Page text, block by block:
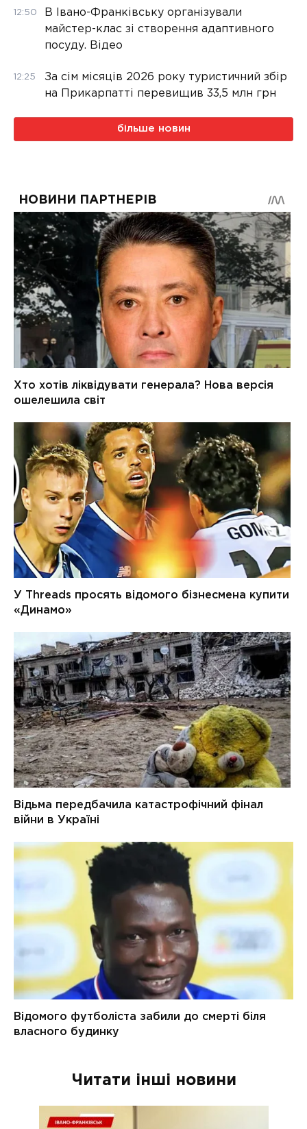
12:50
В Івано-Франківську організували
майстер-клас зі створення адаптивного
посуду. Відео
12:25
За сім місяців 2026 року туристичний збір
на Прикарпатті перевищив 33,5 млн грн
більше новин
Читати інші новини